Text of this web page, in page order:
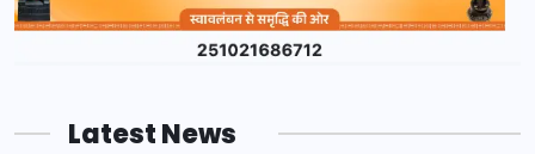
Latest News